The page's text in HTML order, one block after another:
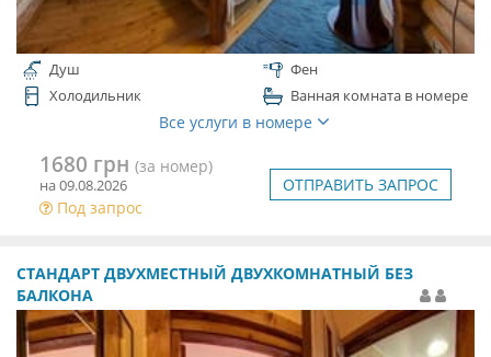
Душ
Фен
Холодильник
Ванная комната в номере
Все услуги в номере
1680 грн (за номер)
на 09.08.2026
Под запрос
ОТПРАВИТЬ ЗАПРОС
СТАНДАРТ ДВУХМЕСТНЫЙ ДВУХКОМНАТНЫЙ БЕЗ
БАЛКОНА